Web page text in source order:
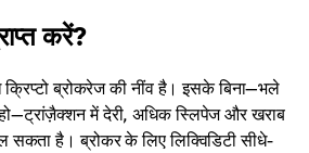
करें?
ब्रोकरेज की नींव है। इसके बिना—भले
में देरी, अधिक स्लिपेज और खराब
सकता है। ब्रोकर के लिए लिक्विडिटी सीधे-